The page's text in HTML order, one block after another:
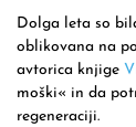
Dolga leta so
oblikovana na
avtorica knjige
moški« in da
regeneraciji.